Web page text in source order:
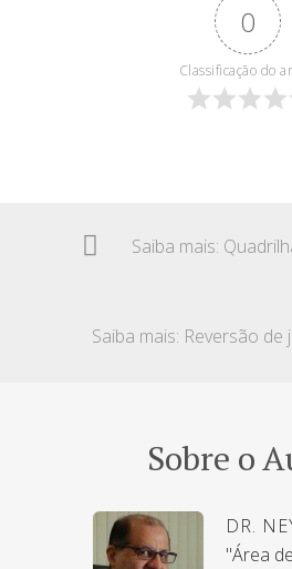
0
Classificação do
Sobre o
DR.
"Área